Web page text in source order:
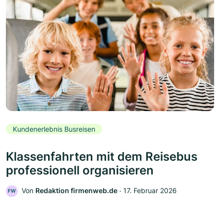
Kundenerlebnis Busreisen
Klassenfahrten mit dem Reisebus
professionell organisieren
FW Von Redaktion firmenweb.de ‧ 17. Februar 2026